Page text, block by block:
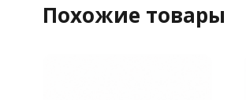
Похожие товары